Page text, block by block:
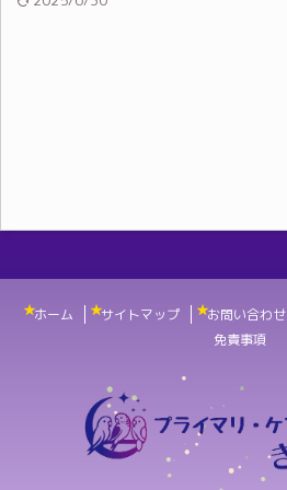
ホーム サイトマップ お問い合わせ
免責事項